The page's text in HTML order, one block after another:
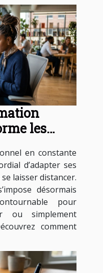
les
en constante
d’adapter ses
laisser distancer.
désormais
pour
ou simplement
comment